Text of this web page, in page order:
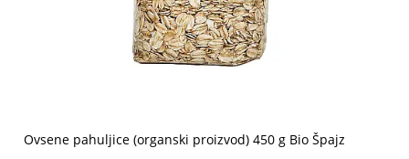
Ovsene pahuljice (organski proizvod) 450 g Bio Špajz